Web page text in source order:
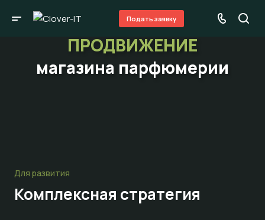
Подать заявку
ПРОДВИЖЕНИЕ
магазина парфюмерии
Для развития
Комплексная стратегия